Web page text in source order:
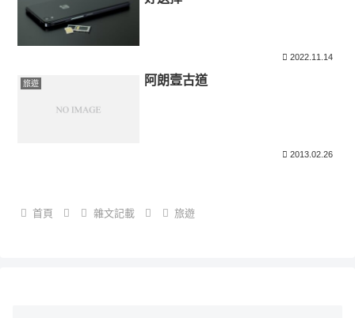
2022.11.14
旅遊 阿朗壹古道
2013.02.26
首頁 雜文記載 旅遊